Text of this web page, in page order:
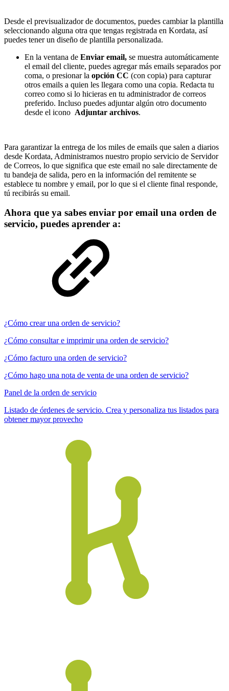
Desde el previsualizador de documentos, puedes cambiar la plantilla
seleccionando alguna otra que tengas registrada en Kordata, así
puedes tener un diseño de plantilla personalizada.
En la ventana de Enviar email, se muestra automáticamente
el email del cliente, puedes agregar más emails separados por
coma, o presionar la opción CC (con copia) para capturar
otros emails a quien les llegara como una copia. Redacta tu
correo como si lo hicieras en tu administrador de correos
preferido. Incluso puedes adjuntar algún otro documento
desde el icono Adjuntar archivos.
Para garantizar la entrega de los miles de emails que salen a diarios
desde Kordata, Administramos nuestro propio servicio de Servidor
de Correos, lo que significa que este email no sale directamente de
tu bandeja de salida, pero en la información del remitente se
establece tu nombre y email, por lo que si el cliente final responde,
tú recibirás su email.
Ahora que ya sabes enviar por email una orden de
servicio, puedes aprender a:
¿Cómo crear una orden de servicio?
¿Cómo consultar e imprimir una orden de servicio?
¿Cómo facturo una orden de servicio?
¿Cómo hago una nota de venta de una orden de servicio?
Panel de la orden de servicio
Listado de órdenes de servicio. Crea y personaliza tus listados para
obtener mayor provecho